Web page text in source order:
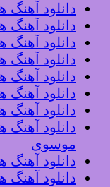
دانلود آهنگ
دانلود
دانلود
دانلود آهنگ
دانلود
دانلود آهنگ
دانلود
دانلود
موسوی
دانلود آهنگ
دانلود